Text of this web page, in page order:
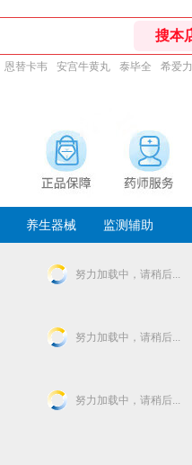
恩替卡韦 安宫牛黄丸 泰毕全 希爱力
养生器械 监测辅助
努力加载中，请稍后...
努力加载中，请稍后...
努力加载中，请稍后...